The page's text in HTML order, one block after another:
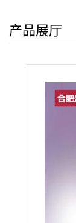
产品展厅